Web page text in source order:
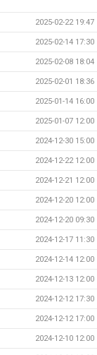
2025-02-22 19:47
2025-02-14 17:30
2025-02-08 18:04
2025-02-01 18:36
2025-01-14 16:00
2025-01-07 12:00
2024-12-30 15:00
2024-12-22 12:00
2024-12-21 12:00
2024-12-20 12:00
2024-12-20 09:30
2024-12-17 11:30
2024-12-14 12:00
2024-12-13 12:00
2024-12-12 17:30
2024-12-12 17:00
2024-12-10 12:00